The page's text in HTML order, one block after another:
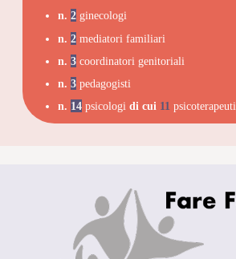
n. 2 ginecologi
n. 2 mediatori familiari
n. 3 coordinatori genitoriali
n. 3 pedagogisti
n. 14 psicologi di cui 11 psicoterapeuti